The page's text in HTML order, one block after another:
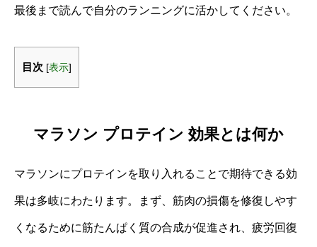
最後まで読んで自分のランニングに活かしてください。
目次 [表示]
マラソン プロテイン 効果とは何か
マラソンにプロテインを取り入れることで期待できる効
果は多岐にわたります。まず、筋肉の損傷を修復しやす
くなるために筋たんぱく質の合成が促進され、疲労回復